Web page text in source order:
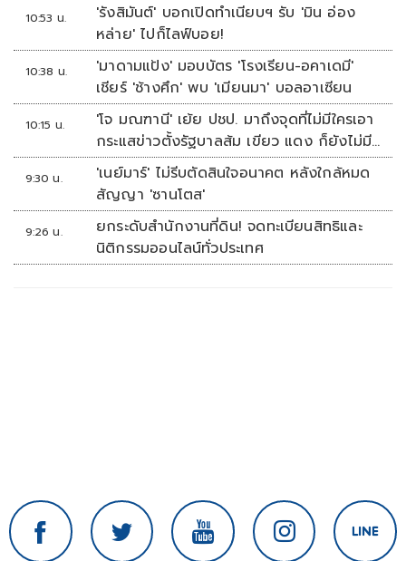
10:53 น.
'รังสิมันต์' บอกเปิดทำเนียบฯ รับ 'มิน อ่อง
หล่าย' ไปก็ไลฟ์บอย!
10:38 น.
'มาดามแป้ง' มอบบัตร 'โรงเรียน-อคาเดมี'
เชียร์ 'ช้างศึก' พบ 'เมียนมา' บอลอาเซียน
10:15 น.
'โจ มณฑานี' เย้ย ปชป. มาถึงจุดที่ไม่มีใครเอา
กระแสข่าวตั้งรัฐบาลส้ม เขียว แดง ก็ยังไม่มี
ฟ้าเลย
9:30 น.
'เนย์มาร์' ไม่รีบตัดสินใจอนาคต หลังใกล้หมด
สัญญา 'ซานโตส'
9:26 น.
ยกระดับสำนักงานที่ดิน! จดทะเบียนสิทธิและ
นิติกรรมออนไลน์ทั่วประเทศ